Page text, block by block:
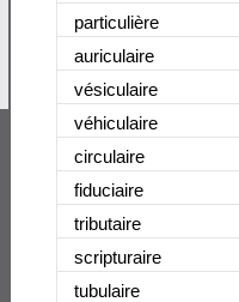
particulière
auriculaire
vésiculaire
véhiculaire
circulaire
fiduciaire
tributaire
scripturaire
tubulaire